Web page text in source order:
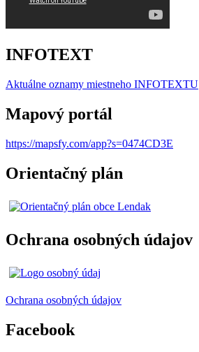
INFOTEXT
Aktuálne oznamy miestneho INFOTEXTU
Mapový portál
https://mapsfy.com/app?s=0474CD3E
Orientačný plán
Ochrana osobných údajov
Ochrana osobných údajov
Facebook